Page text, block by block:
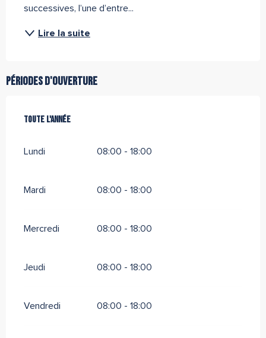
successives, l’une d’entre...
Lire la suite
Périodes d'ouverture
Toute l'année
Toute l'année
Lundi 08:00 - 18:00
Mardi 08:00 - 18:00
Mercredi 08:00 - 18:00
Jeudi 08:00 - 18:00
Vendredi 08:00 - 18:00